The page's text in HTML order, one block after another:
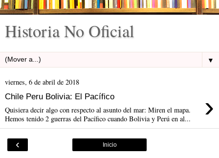
Historia No Oficial
▼
viernes, 6 de abril de 2018
Chile Peru Bolivia: El Pacífico ›
Quisiera decir algo con respecto al asunto del mar: Miren el mapa.
Hemos tenido 2 guerras del Pacífico cuando Bolivia y Perú en al...
‹ Inicio